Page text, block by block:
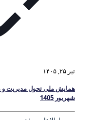
تیر ۲۵, ۱۴۰۵
همایش ملی تحول مدیریت
شهریور 1405